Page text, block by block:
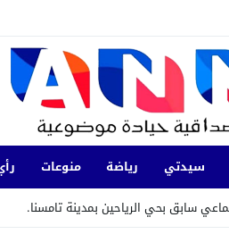
سيدتي رياضة منوعات
سابق بحي الرياحين بمدينة تامسنا.